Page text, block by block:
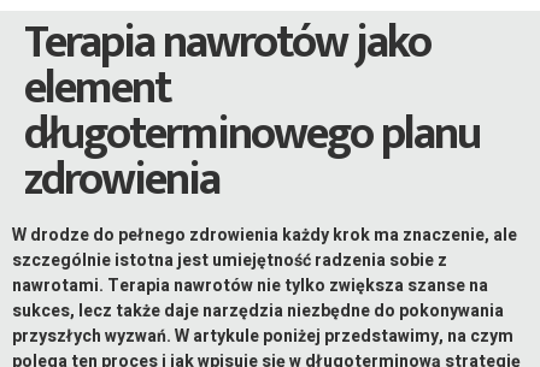
Terapia nawrotów jako
element
długoterminowego planu
zdrowienia
W drodze do pełnego zdrowienia każdy krok ma znaczenie, ale
szczególnie istotna jest umiejętność radzenia sobie z
nawrotami. Terapia nawrotów nie tylko zwiększa szanse na
sukces, lecz także daje narzędzia niezbędne do pokonywania
przyszłych wyzwań. W artykule poniżej przedstawimy, na czym